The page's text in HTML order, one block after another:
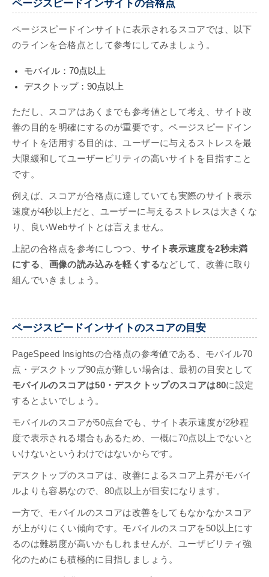
ページスピードインサイトの合格点
ページスピードインサイトに表示されるスコアでは、以下
のラインを合格点として参考にしてみましょう。
モバイル：70点以上
デスクトップ：90点以上
ただし、スコアはあくまでも参考値として考え、サイト改
善の目的を明確にするのが重要です。ページスピードイン
サイトを活用する目的は、ユーザーに与えるストレスを最
大限緩和してユーザービリティの高いサイトを目指すこと
です。
例えば、スコアが合格点に達していても実際のサイト表示
速度が4秒以上だと、ユーザーに与えるストレスは大きくな
り、良いWebサイトとは言えません。
上記の合格点を参考にしつつ、サイト表示速度を2秒未満
にする
画像の読み込みを軽くするなどして、改善に取り
組んでいきましょう。
ページスピードインサイトのスコアの目安
PageSpeed Insightsの合格点の参考値である、モバイル70
点・デスクトップ90点が難しい場合は、最初の目安として
モバイルのスコアは50・デスクトップのスコアは80に設定
するとよいでしょう。
モバイルのスコアが50点台でも、サイト表示速度が2秒程
度で表示される場合もあるため、一概に70点以上でないと
いけないというわけではないからです。
デスクトップのスコアは、改善によるスコア上昇がモバイ
ルよりも容易なので、80点以上が目安になります。
一方で、モバイルのスコアは改善をしてもなかなかスコア
が上がりにくい傾向です。モバイルのスコアを50以上にす
るのは難易度が高いかもしれませんが、ユーザビリティ強
化のためにも積極的に目指しましょう。